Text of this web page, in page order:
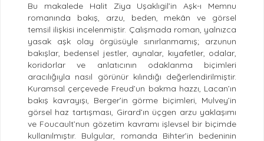
Bu makalede Halit Ziya Uşaklıgil’in Aşk-ı Memnu
romanında bakış, arzu, beden, mekân ve görsel
temsil ilişkisi incelenmiştir. Çalışmada roman, yalnızca
yasak aşk olay örgüsüyle sınırlanmamış; arzunun
bakışlar, bedensel jestler, aynalar, kıyafetler, odalar,
koridorlar ve anlatıcının odaklanma biçimleri
aracılığıyla nasıl görünür kılındığı değerlendirilmiştir.
Kuramsal çerçevede Freud’un bakma hazzı, Lacan’ın
bakış kavrayışı, Berger’in görme biçimleri, Mulvey’in
görsel haz tartışması, Girard’ın üçgen arzu yaklaşımı
ve Foucault’nun gözetim kavramı işlevsel bir biçimde
kullanılmıştır. Bulgular, romanda Bihter’in bedeninin